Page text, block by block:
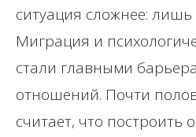
ситуация сложнее:
Миграция и
стали главными
отношений. Почти
считает, что построить